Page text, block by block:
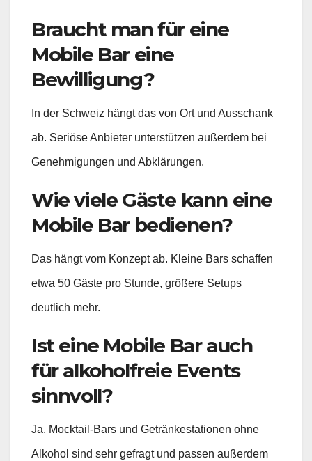
Braucht man für eine
Mobile Bar eine
Bewilligung?
In der Schweiz hängt das von Ort und Ausschank
ab. Seriöse Anbieter unterstützen außerdem bei
Genehmigungen und Abklärungen.
Wie viele Gäste kann eine
Mobile Bar bedienen?
Das hängt vom Konzept ab. Kleine Bars schaffen
etwa 50 Gäste pro Stunde, größere Setups
deutlich mehr.
Ist eine Mobile Bar auch
für alkoholfreie Events
sinnvoll?
Ja. Mocktail-Bars und Getränkestationen ohne
Alkohol sind sehr gefragt und passen außerdem